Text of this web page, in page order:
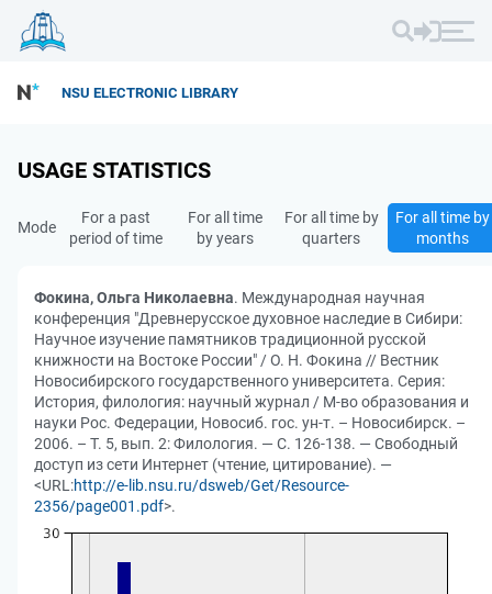
NSU ELECTRONIC LIBRARY
USAGE STATISTICS
Mode
For a past
period of time
For all time
by years
For all time by
quarters
For all time by
months
Фокина, Ольга Николаевна. Международная научная
конференция "Древнерусское духовное наследие в Сибири:
Научное изучение памятников традиционной русской
книжности на Востоке России" / О. Н. Фокина // Вестник
Новосибирского государственного университета. Серия:
История, филология: научный журнал / М-во образования и
науки Рос. Федерации, Новосиб. гос. ун-т. – Новосибирск. –
2006. – Т. 5, вып. 2: Филология. — С. 126-138. — Свободный
доступ из сети Интернет (чтение, цитирование). —
<URL:http://e-lib.nsu.ru/dsweb/Get/Resource-
2356/page001.pdf>.